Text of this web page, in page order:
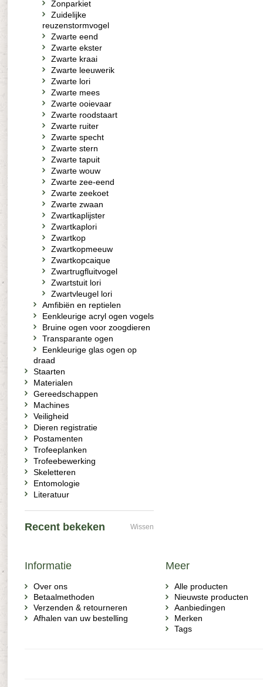
Zonparkiet
Zuidelijke
reuzenstormvogel
Zwarte eend
Zwarte ekster
Zwarte kraai
Zwarte leeuwerik
Zwarte lori
Zwarte mees
Zwarte ooievaar
Zwarte roodstaart
Zwarte ruiter
Zwarte specht
Zwarte stern
Zwarte tapuit
Zwarte wouw
Zwarte zee-eend
Zwarte zeekoet
Zwarte zwaan
Zwartkaplijster
Zwartkaplori
Zwartkop
Zwartkopmeeuw
Zwartkopcaique
Zwartrugfluitvogel
Zwartstuit lori
Zwartvleugel lori
Amfibiën en reptielen
Eenkleurige acryl ogen vogels
Bruine ogen voor zoogdieren
Transparante ogen
Eenkleurige glas ogen op
draad
Staarten
Materialen
Gereedschappen
Machines
Veiligheid
Dieren registratie
Postamenten
Trofeeplanken
Trofeebewerking
Skeletteren
Entomologie
Literatuur
Recent bekeken Wissen
Informatie
Over ons
Betaalmethoden
Verzenden & retourneren
Afhalen van uw bestelling
Meer
Alle producten
Nieuwste producten
Aanbiedingen
Merken
Tags